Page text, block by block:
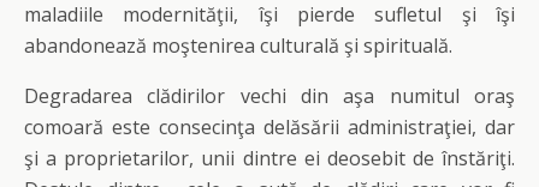
maladiile modernităţii, îşi pierde sufletul şi îşi
abandonează moştenirea culturală şi spirituală.
Degradarea clădirilor vechi din aşa numitul oraş
comoară este consecinţa delăsării administraţiei, dar
şi a proprietarilor, unii dintre ei deosebit de înstăriţi.